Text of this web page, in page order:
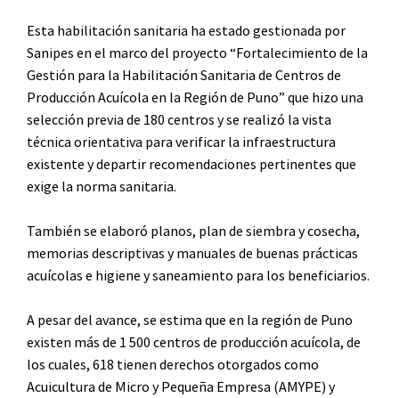
Esta habilitación sanitaria ha estado gestionada por
Sanipes en el marco del proyecto “Fortalecimiento de la
Gestión para la Habilitación Sanitaria de Centros de
Producción Acuícola en la Región de Puno” que hizo una
selección previa de 180 centros y se realizó la vista
técnica orientativa para verificar la infraestructura
existente y departir recomendaciones pertinentes que
exige la norma sanitaria.
También se elaboró planos, plan de siembra y cosecha,
memorias descriptivas y manuales de buenas prácticas
acuícolas e higiene y saneamiento para los beneficiarios.
A pesar del avance, se estima que en la región de Puno
existen más de 1 500 centros de producción acuícola, de
los cuales, 618 tienen derechos otorgados como
Acuicultura de Micro y Pequeña Empresa (AMYPE) y